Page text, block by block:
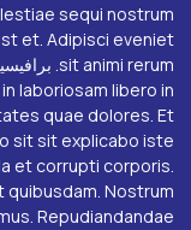
sequi nostrum
et. Adipisci eveniet
laboriosam libero in
quae dolores. Et
sit sit explicabo iste
et corrupti corporis.
Nostrum
Repudiandandae